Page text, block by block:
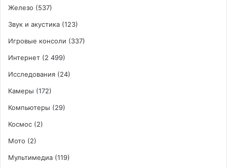
Железо (537)
Звук и акустика (123)
Игровые консоли (337)
Интернет (2 499)
Исследования (24)
Камеры (172)
Компьютеры (29)
Космос (2)
Мото (2)
Мультимедиа (119)